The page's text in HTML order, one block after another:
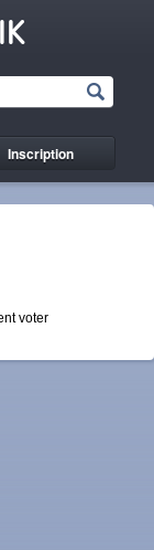
Inscription
voter